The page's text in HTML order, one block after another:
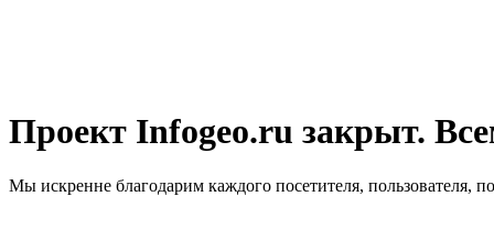
Проект Infogeo.ru закрыт.
Мы искренне благодарим каждого посетителя, пользователя,